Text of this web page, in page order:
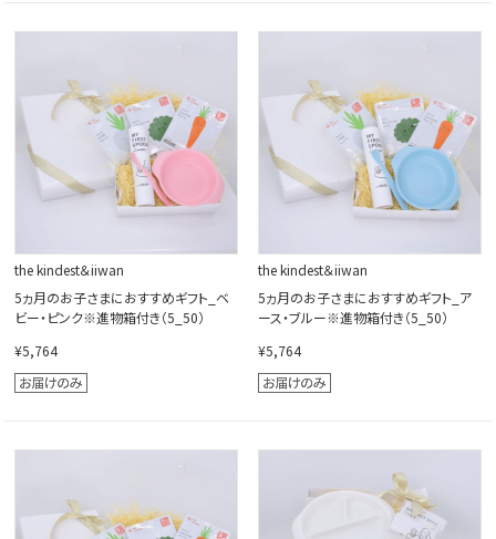
the kindest＆iiwan
5ヵ月のお子さまにおすすめギフト_ベ
ビー・ピンク※進物箱付き（5_50）
¥5,764
the kindest＆iiwan
5ヵ月のお子さまにおすすめギフト_ア
ース・ブルー※進物箱付き（5_50）
¥5,764